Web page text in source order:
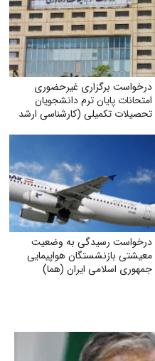
درخواست برگزاری غیرحضوری
امتحانات پایان ترم دانشجویان
تحصیلات تکمیلی (کارشناسی ارشد
درخواست رسیدگی به وضعیت
معیشتی بازنشستگان هواپیمایی
جمهوری اسلامی ایران (هما)